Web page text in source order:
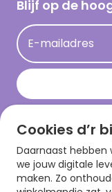
Acties
Persberichten
Op kamp gedichten
Leuke en grappige
kamppost inspiratie
Blijf op de
E-mailadres
Download
Cookies d’r
Daarnaast hebben
we jouw digitale
maken. Zo